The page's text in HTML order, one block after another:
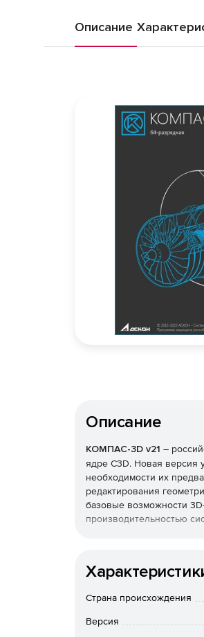
Описание
Описание
КОМПАС-3D v21 –
ядре C3D. Новая версия
необходимости их
редактирования
базовые возможности
производительностью
КОМПАС-3D научился
ProE/Creo, SolidWorks,
v20.
Страна происхождения
Версия